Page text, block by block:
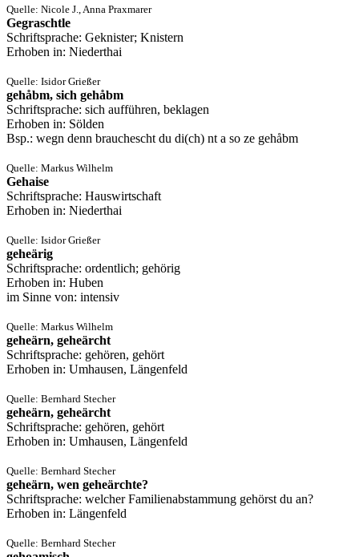
Quelle: Nicole J., Anna Praxmarer
Gegraschtle
Schriftsprache: Geknister; Knistern
Erhoben in: Niederthai
Quelle: Isidor Grießer
gehåbm, sich gehåbm
Schriftsprache: sich aufführen, beklagen
Erhoben in: Sölden
Bsp.: wegn denn brauchescht du di(ch) nt a so ze gehåbm
Quelle: Markus Wilhelm
Gehaise
Schriftsprache: Hauswirtschaft
Erhoben in: Niederthai
Quelle: Isidor Grießer
geheärig
Schriftsprache: ordentlich; gehörig
Erhoben in: Huben
im Sinne von: intensiv
Quelle: Markus Wilhelm
geheärn, geheärcht
Schriftsprache: gehören, gehört
Erhoben in: Umhausen, Längenfeld
Quelle: Bernhard Stecher
geheärn, geheärcht
Schriftsprache: gehören, gehört
Erhoben in: Umhausen, Längenfeld
Quelle: Bernhard Stecher
geheärn, wen geheärchte?
Schriftsprache: welcher Familienabstammung gehörst du an?
Erhoben in: Längenfeld
Quelle: Bernhard Stecher